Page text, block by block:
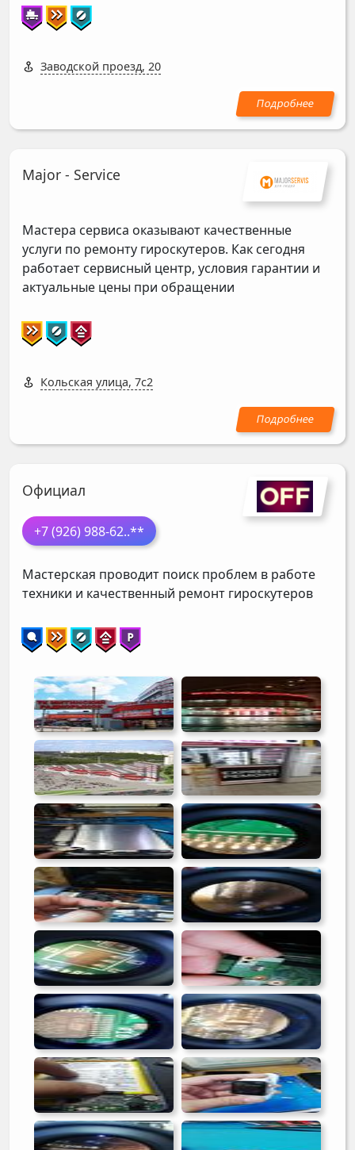
Заводской проезд, 20
Major - Service
Мастера сервиса оказывают качественные
услуги по ремонту гироскутеров. Как сегодня
работает сервисный центр, условия гарантии и
актуальные цены при обращении
Кольская улица, 7с2
Официал
+7 (926) 988-62..**
Мастерская проводит поиск проблем в работе
техники и качественный ремонт гироскутеров